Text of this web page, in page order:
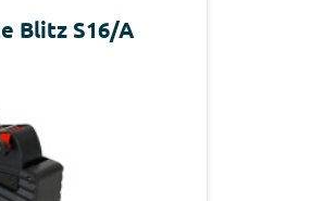
Blitz S16/A